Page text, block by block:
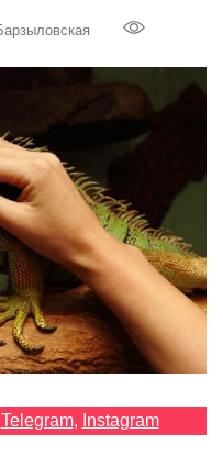
Telegram, Instagram